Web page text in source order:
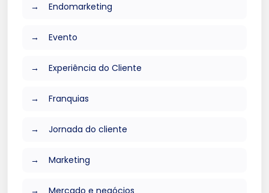
Endomarketing
Evento
Experiência do Cliente
Franquias
Jornada do cliente
Marketing